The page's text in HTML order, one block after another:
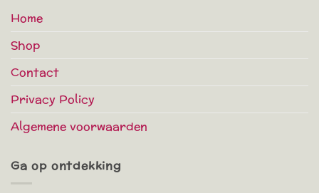
Home
Shop
Contact
Privacy Policy
Algemene voorwaarden
Ga op ontdekking